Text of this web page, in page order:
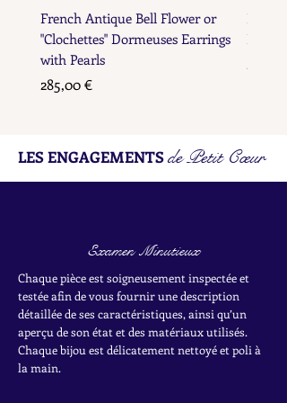
French Antique Bell Flower or
"Clochettes" Dormeuses Earrings
with Pearls
Prix
285,00 €
LES ENGAGEMENTSde Petit Cœur
Examen Minutieux
Chaque pièce est soigneusement inspectée et
testée afin de vous fournir une description
détaillée de ses caractéristiques, ainsi qu’un
aperçu de son état et des matériaux utilisés.
Chaque bijou est délicatement nettoyé et poli à
la main.